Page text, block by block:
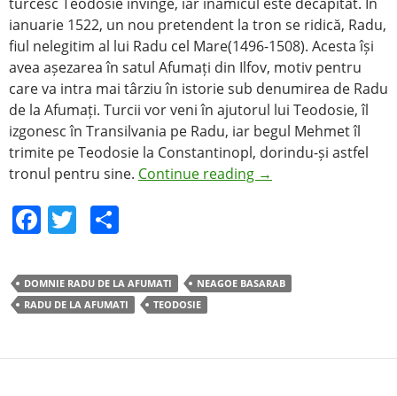
ianuarie 1522, un nou pretendent la tron se ridică, Radu,
fiul nelegitim al lui Radu cel Mare(1496-1508). Acesta își
avea așezarea în satul Afumați din Ilfov, motiv pentru
care va intra mai târziu în istorie sub denumirea de Radu
de la Afumați. Turcii vor veni în ajutorul lui Teodosie, îl
izgonesc în Transilvania pe Radu, iar begul Mehmet îl
trimite pe Teodosie la Constantinopl, dorindu-și astfel
tronul pentru sine. Continue reading →
F
c
e
o
T
itt
er
ar
e
DOMNIE RADU DE LA AFUMATI
NEAGOE BASARAB
RADU DE LA AFUMATI
TEODOSIE